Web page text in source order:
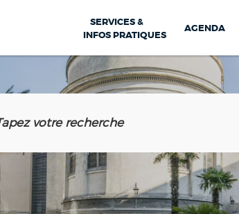
SERVICES &
INFOS PRATIQUES
AGENDA